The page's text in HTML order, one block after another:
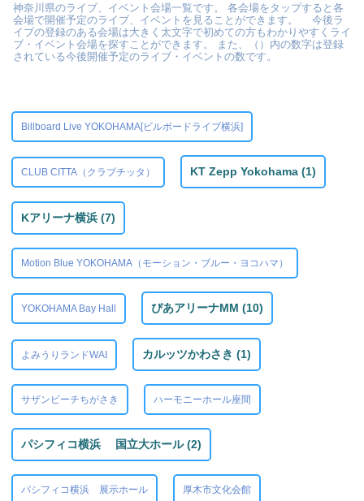
神奈川県のライブ、イベント会場一覧です。 各会場をタップすると各
会場で開催予定のライブ、イベントを見ることができます。 今後ラ
イブの登録のある会場は大きく太文字で初めての方もわかりやすくライ
ブ・イベント会場を探すことができます。 また、（）内の数字は登録
されている今後開催予定のライブ・イベントの数です。
Billboard Live YOKOHAMA[ビルボードライブ横浜]
CLUB CITTA（クラブチッタ） KT Zepp Yokohama (1)
Kアリーナ横浜 (7)
Motion Blue YOKOHAMA（モーション・ブルー・ヨコハマ）
YOKOHAMA Bay Hall ぴあアリーナMM (10)
よみうりランドWAI カルッツかわさき (1)
サザンビーチちがさき ハーモニーホール座間
パシフィコ横浜 国立大ホール (2)
パシフィコ横浜 展示ホール 厚木市文化会館